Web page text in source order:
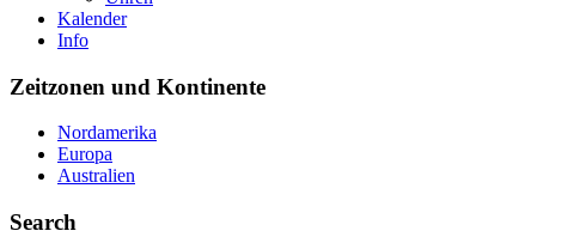
Kalender
Info
Zeitzonen und Kontinente
Nordamerika
Europa
Australien
Search